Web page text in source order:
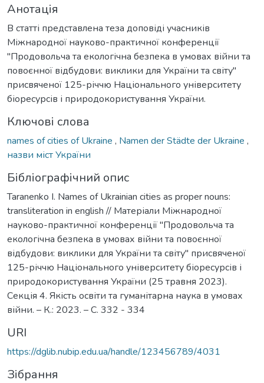
Анотація
В статті представлена теза доповіді учасників
Міжнародної науково-практичної конференції
"Продовольча та екологічна безпека в умовах війни та
повоєнної відбудови: виклики для України та світу"
присвяченої 125-річчю Національного університету
біоресурсів і природокористування України.
Ключові слова
names of cities of Ukraine , Namen der Städte der Ukraine ,
назви міст України
Бібліографічний опис
Taranenko I. Names of Ukrainian cities as proper nouns:
transliteration in english // Матеріали Міжнародної
науково-практичної конференції "Продовольча та
екологічна безпека в умовах війни та повоєнної
відбудови: виклики для України та світу" присвяченої
125-річчю Національного університету біоресурсів і
природокористування України (25 травня 2023).
Секція 4. Якість освіти та гуманітарна наука в умовах
війни. – К.: 2023. – С. 332 - 334
URI
https://dglib.nubip.edu.ua/handle/123456789/4031
Зібрання